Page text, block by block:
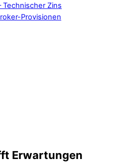
Technischer Zins
Provisionen
Erwartungen